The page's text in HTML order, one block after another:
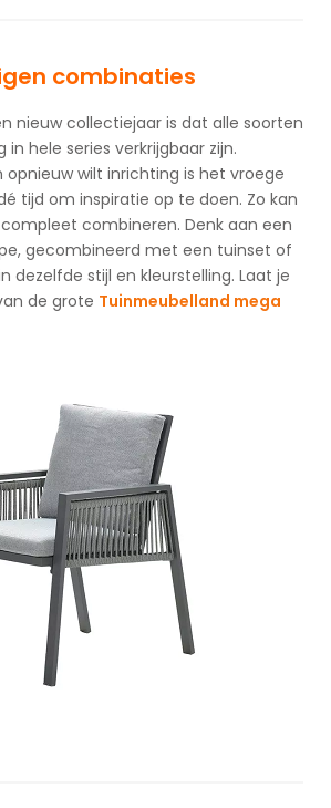
combinaties
nieuw collectiejaar is dat alle soorten
hele series verkrijgbaar zijn.
opnieuw wilt inrichting is het vroege
tijd om inspiratie op te doen. Zo kan
combineren. Denk aan een
gecombineerd met een tuinset of
dezelfde stijl en kleurstelling. Laat je
de grote Tuinmeubelland mega